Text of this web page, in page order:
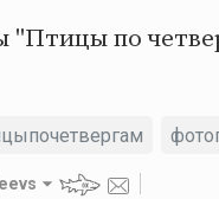
"Птицы по